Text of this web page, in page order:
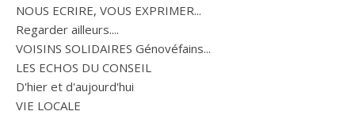
NOUS ECRIRE, VOUS EXPRIMER...
Regarder ailleurs....
VOISINS SOLIDAIRES Génovéfains...
LES ECHOS DU CONSEIL
D'hier et d'aujourd'hui
VIE LOCALE